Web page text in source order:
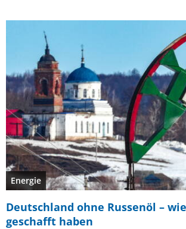
Energie
Deutschland ohne Russenöl –
geschafft haben